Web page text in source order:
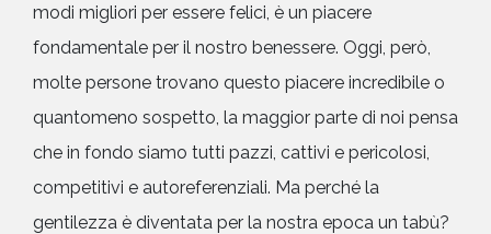
modi migliori per essere felici, è un piacere
fondamentale per il nostro benessere. Oggi, però,
molte persone trovano questo piacere incredibile o
quantomeno sospetto, la maggior parte di noi pensa
che in fondo siamo tutti pazzi, cattivi e pericolosi,
competitivi e autoreferenziali. Ma perché la
gentilezza è diventata per la nostra epoca un tabù?